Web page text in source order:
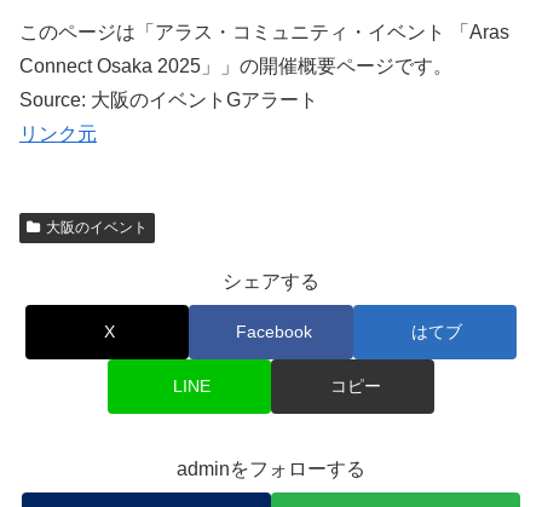
このページは「アラス・コミュニティ・イベント 「Aras
Connect Osaka 2025」」の開催概要ページです。
Source: 大阪のイベントGアラート
リンク元
大阪のイベント
シェアする
X Facebook はてブ
LINE コピー
adminをフォローする